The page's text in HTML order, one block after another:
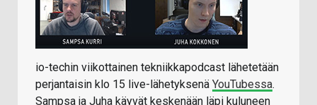
io-techin viikottainen tekniikkapodcast lähetetään
perjantaisin klo 15 live-lähetyksenä YouTubessa.
Sampsa ja Juha käyvät keskenään läpi kuluneen